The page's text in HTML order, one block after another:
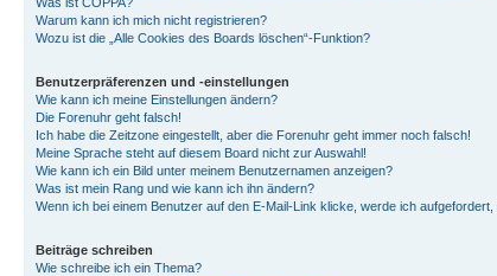
Warum kann ich mich nicht registrieren?
Wozu ist die „Alle Cookies des Boards löschen“-Funktion?
Benutzerpräferenzen und -einstellungen
Wie kann ich meine Einstellungen ändern?
Die Forenuhr geht falsch!
Ich habe die Zeitzone eingestellt, aber die Forenuhr geht immer noch falsch!
Meine Sprache steht auf diesem Board nicht zur Auswahl!
Wie kann ich ein Bild unter meinem Benutzernamen anzeigen?
Was ist mein Rang und wie kann ich ihn ändern?
Wenn ich bei einem Benutzer auf den E-Mail-Link klicke, werde ich aufgefordert,
Beiträge schreiben
Wie schreibe ich ein Thema?